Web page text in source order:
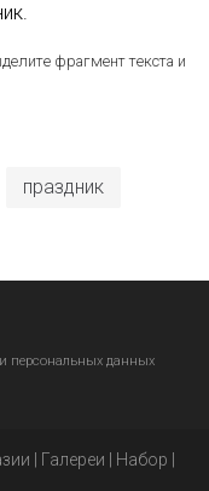
фрагмент текста и
праздник
персональных данных
Галереи Набор